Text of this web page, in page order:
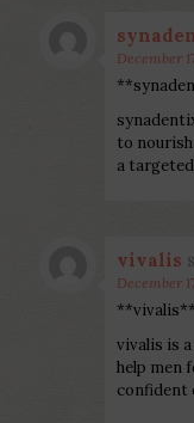
December
to
a
vivalis
December
**vivalis**
vivalis is
help men
confident